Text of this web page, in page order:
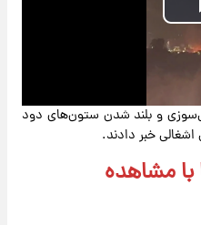
Video
و بلند شدن ستون‌های دود
خبر دادند.
مشاهده